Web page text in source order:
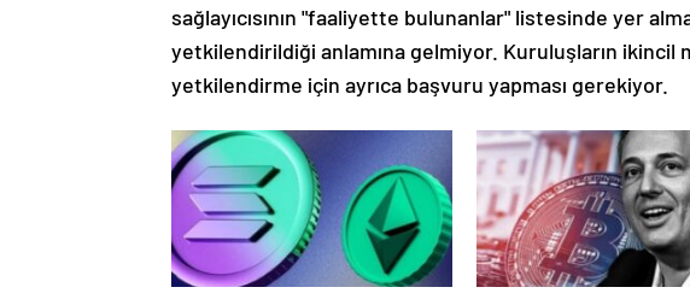
sağlayıcısının "faaliyette bulunanlar" listesinde yer
yetkilendirildiği anlamına gelmiyor. Kuruluşların
yetkilendirme için ayrıca başvuru yapması gerekiyor.